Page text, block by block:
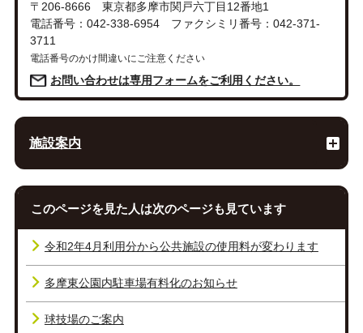
〒206-8666 東京都多摩市関戸六丁目12番地1
電話番号：042-338-6954 ファクシミリ番号：042-371-
3711
電話番号のかけ間違いにご注意ください
お問い合わせは専用フォームをご利用ください。
施設案内
このページを見た人は次のページも見ています
令和2年4月利用分から公共施設の使用料が変わります
多摩東公園内駐車場有料化のお知らせ
球技場のご案内